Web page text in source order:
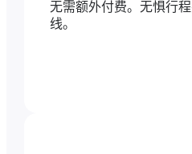
无需额外付费。无惧行
线。